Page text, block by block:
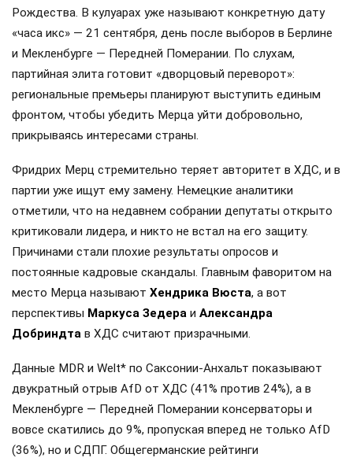
Рождества. В кулуарах уже называют конкретную дату
«часа икс» — 21 сентября, день после выборов в Берлине
и Мекленбурге — Передней Померании. По слухам,
партийная элита готовит «дворцовый переворот»:
региональные премьеры планируют выступить единым
фронтом, чтобы убедить Мерца уйти добровольно,
прикрываясь интересами страны.
Фридрих Мерц стремительно теряет авторитет в ХДС, и в
партии уже ищут ему замену. Немецкие аналитики
отметили, что на недавнем собрании депутаты открыто
критиковали лидера, и никто не встал на его защиту.
Причинами стали плохие результаты опросов и
постоянные кадровые скандалы. Главным фаворитом на
место Мерца называют Хендрика Вюста, а вот
перспективы Маркуса Зедера и Александра
Добриндта в ХДС считают призрачными.
Данные MDR и Welt* по Саксонии-Анхальт показывают
двукратный отрыв AfD от ХДС (41% против 24%), а в
Мекленбурге — Передней Померании консерваторы и
вовсе скатились до 9%, пропуская вперед не только AfD
(36%), но и СДПГ. Общегерманские рейтинги